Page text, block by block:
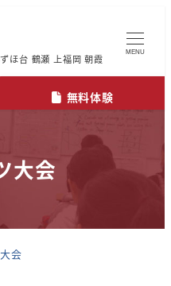
ほ台 鶴瀬 上福岡 朝霞
無料体験
MENU
大会
会